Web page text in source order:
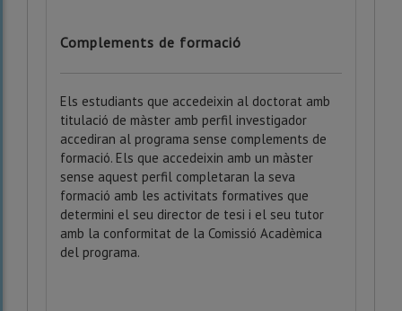
Complements de formació
Els estudiants que accedeixin al doctorat amb
titulació de màster amb perfil investigador
accediran al programa sense complements de
formació. Els que accedeixin amb un màster
sense aquest perfil completaran la seva
formació amb les activitats formatives que
determini el seu director de tesi i el seu tutor
amb la conformitat de la Comissió Acadèmica
del programa.